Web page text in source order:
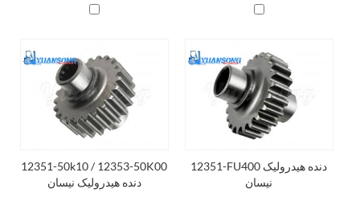
12351-50k10 / 12353-50K00
دنده هیدرولیک نیسان
12351-FU400 دنده هیدرولیک
نیسان